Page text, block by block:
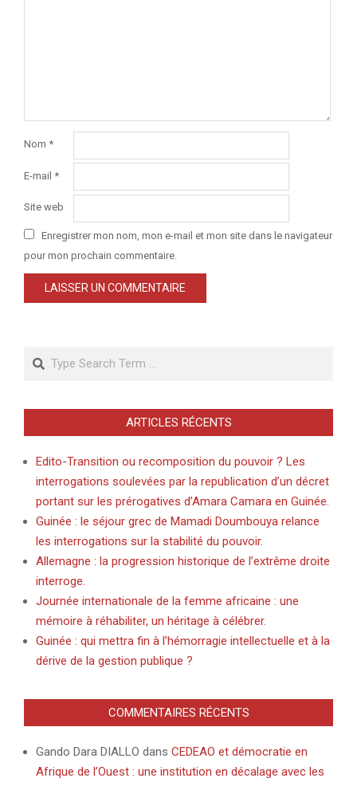
Nom *
E-mail *
Site web
Enregistrer mon nom, mon e-mail et mon site dans le navigateur
pour mon prochain commentaire.
ARTICLES RÉCENTS
Edito-Transition ou recomposition du pouvoir ? Les
interrogations soulevées par la republication d’un décret
portant sur les prérogatives d’Amara Camara en Guinée.
Guinée : le séjour grec de Mamadi Doumbouya relance
les interrogations sur la stabilité du pouvoir.
Allemagne : la progression historique de l’extrême droite
interroge.
Journée internationale de la femme africaine : une
mémoire à réhabiliter, un héritage à célébrer.
Guinée : qui mettra fin à l’hémorragie intellectuelle et à la
dérive de la gestion publique ?
COMMENTAIRES RÉCENTS
Gando Dara DIALLO dans CEDEAO et démocratie en
Afrique de l’Ouest : une institution en décalage avec les